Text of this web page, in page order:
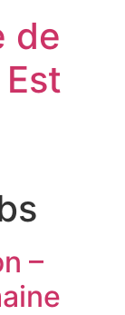
de
–